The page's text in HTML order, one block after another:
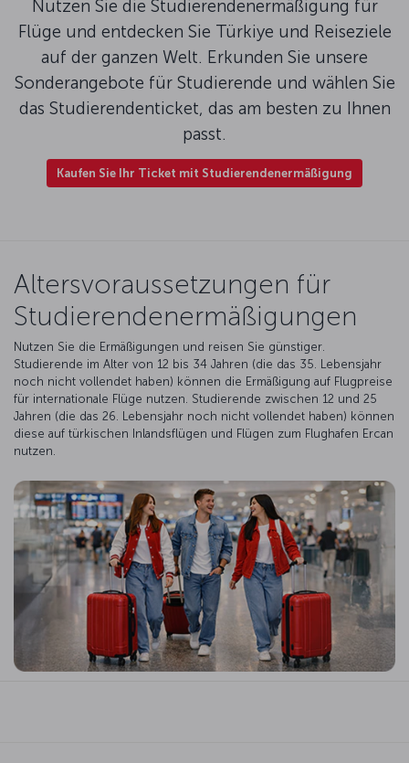
Nutzen Sie die Studierendenermäßigung für
Flüge und entdecken Sie Türkiye und Reiseziele
auf der ganzen Welt. Erkunden Sie unsere
Sonderangebote für Studierende und wählen Sie
das Studierendenticket, das am besten zu Ihnen
passt.
Kaufen Sie Ihr Ticket mit Studierendenermäßigung
Altersvoraussetzungen für
Studierendenermäßigungen
Nutzen Sie die Ermäßigungen und reisen Sie günstiger.
Studierende im Alter von 12 bis 34 Jahren (die das 35. Lebensjahr
noch nicht vollendet haben) können die Ermäßigung auf Flugpreise
für internationale Flüge nutzen. Studierende zwischen 12 und 25
Jahren (die das 26. Lebensjahr noch nicht vollendet haben) können
diese auf türkischen Inlandsflügen und Flügen zum Flughafen Ercan
nutzen.